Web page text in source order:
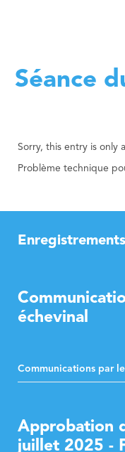
Publications
Municipal
Technical
Governance
Séance
Sorry, this entry is only
Problème technique
Enregistrements
échevinal
Communications par
Approbation
juillet 2025 -